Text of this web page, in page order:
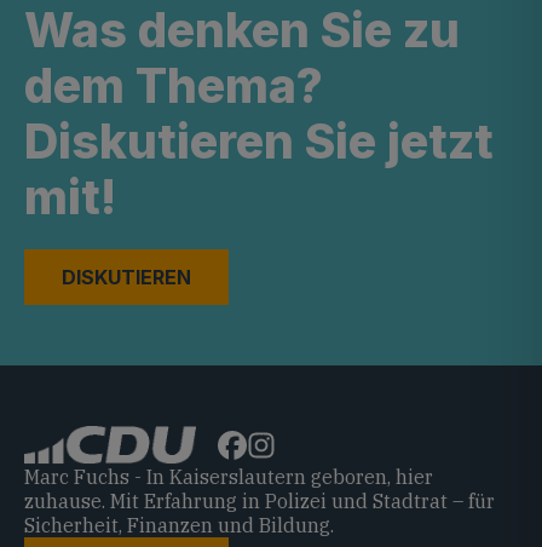
Was denken Sie zu
dem Thema?
Diskutieren Sie jetzt
mit!
DISKUTIEREN
Marc Fuchs - In Kaiserslautern geboren, hier
zuhause. Mit Erfahrung in Polizei und Stadtrat – für
Sicherheit, Finanzen und Bildung.